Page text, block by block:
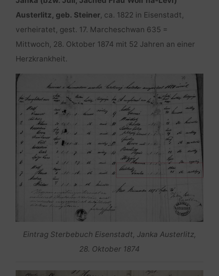
Austerlitz, geb. Steiner, ca. 1822 in Eisenstadt,
verheiratet, gest. 17. Marcheschwan 635 =
Mittwoch, 28. Oktober 1874 mit 52 Jahren an einer
Herzkrankheit.
Eintrag Sterbebuch Eisenstadt, Janka Austerlitz,
28. Oktober 1874